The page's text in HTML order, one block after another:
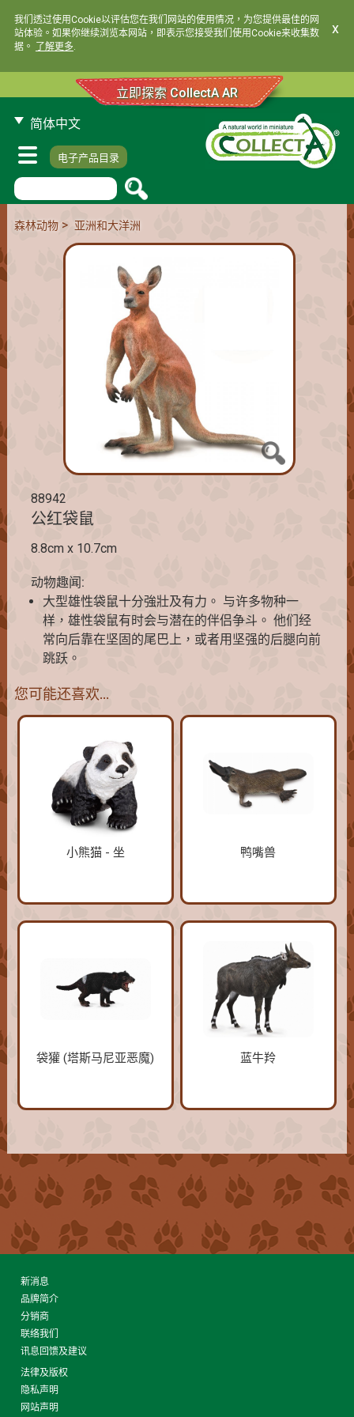
我们透过使用Cookie以评估您在我们网站的使用情况，为您提供最佳的网
站体验。如果你继续浏览本网站，即表示您接受我们使用Cookie来收集数
据。
了解更多.
x
立即探索 CollectA AR
简体中文
电子产品目录
森林动物> 亚洲和大洋洲
88942
公红袋鼠
8.8cm x 10.7cm
动物趣闻:
大型雄性袋鼠十分強壯及有力。 与许多物种一
样，雄性袋鼠有时会与潜在的伴侣争斗。 他们经
常向后靠在坚固的尾巴上，或者用坚强的后腿向前
跳跃。
您可能还喜欢…
小熊猫 - 坐 鸭嘴兽
袋獾 (塔斯马尼亚恶魔) 蓝牛羚
新消息
品牌简介
分销商
联络我们
讯息回馈及建议
法律及版权
隐私声明
网站声明